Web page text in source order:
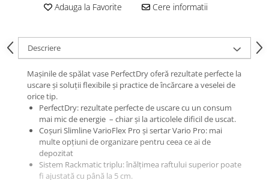
Adauga la Favorite Cere informatii
Descriere
Mașinile de spălat vase PerfectDry oferă rezultate perfecte la
uscare și soluții flexibile și practice de încărcare a veselei de
orice tip.
PerfectDry: rezultate perfecte de uscare cu un consum
mai mic de energie – chiar și la articolele dificil de uscat.
Coșuri Slimline VarioFlex Pro și sertar Vario Pro: mai
multe opțiuni de organizare pentru ceea ce ai de
depozitat
Sistem Rackmatic triplu: înălțimea raftului superior poate
fi ajustată cu până la 5 cm.